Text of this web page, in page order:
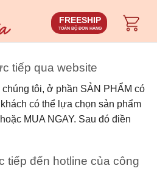
FREESHIP
TOÀN BỘ ĐƠN HÀNG
tiếp qua website
tôi, ở phần SẢN PHẨM có
có thể lựa chọn sản phẩm
MUA NGAY. Sau đó điền
tiếp đến hotline của công